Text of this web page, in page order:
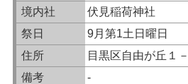
境内社
伏見稲荷神社
祭日
9月第1土日曜日
住所
目黒区自由が丘１
備考
-